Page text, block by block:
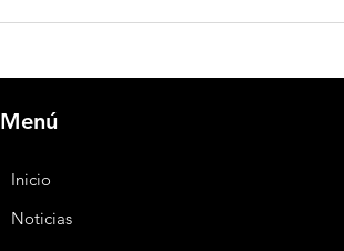
China endurece respuesta a EEUU:
exportaciones de drones y eleva la
Menú
Inicio
Noticias